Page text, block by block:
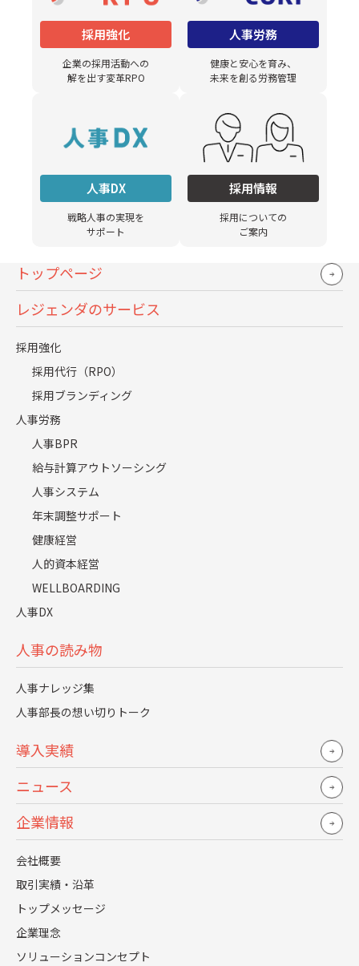
採用強化
企業の採用活動への
解を出す変革RPO
人事労務
健康と安心を育み、
未来を創る労務管理
人事DX
戦略人事の実現を
サポート
採用情報
採用についての
ご案内
トップページ
レジェンダのサービス
採用強化
採用代行（RPO）
採用ブランディング
人事労務
人事BPR
給与計算アウトソーシング
人事システム
年末調整サポート
健康経営
人的資本経営
WELLBOARDING
人事DX
人事の読み物
人事ナレッジ集
人事部長の想い切りトーク
導入実績
ニュース
企業情報
会社概要
取引実績・沿革
トップメッセージ
企業理念
ソリューションコンセプト
一覧に戻る
DOWN LOAD
当社のノウハウやサービスについてまとめた資料を
無料でダウンロードしていただけます。
お役立ち資料DLはこちら
CONTACT US
採用や人事労務における課題解決を支援いたします。